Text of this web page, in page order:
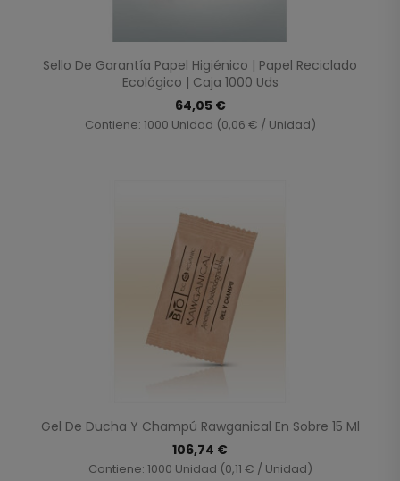
Sello De Garantía Papel Higiénico | Papel Reciclado
Ecológico | Caja 1000 Uds
64,05 €
Contiene: 1000 Unidad (0,06 € / Unidad)
Gel De Ducha Y Champú Rawganical En Sobre 15 Ml
106,74 €
Contiene: 1000 Unidad (0,11 € / Unidad)